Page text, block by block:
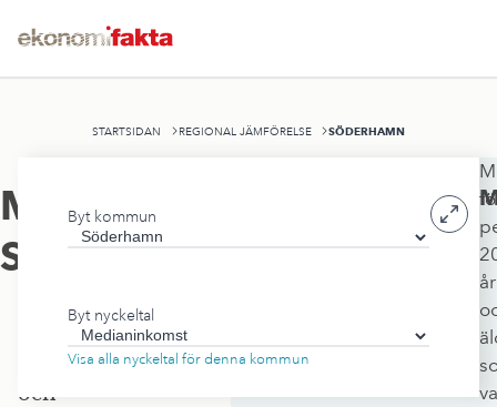
STARTSIDAN REGIONAL JÄMFÖRELSE SÖDERHAMN
Medianinkomst
Söderhamn
kommun
ligger
Gävleborgs
och
Byt kommun
Byt nyckeltal
Visa alla nyckeltal för denna kommun
år